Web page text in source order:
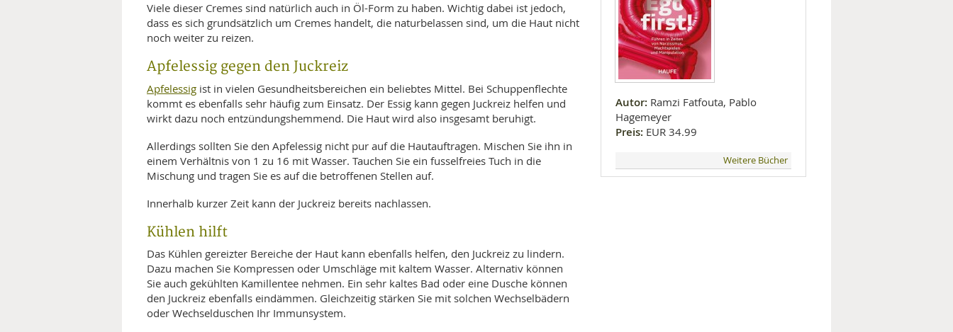
Viele dieser Cremes sind natürlich auch in Öl-Form zu haben. Wichtig dabei ist jedoch,
dass es sich grundsätzlich um Cremes handelt, die naturbelassen sind, um die Haut nicht
noch weiter zu reizen.
Apfelessig gegen den Juckreiz
Apfelessig ist in vielen Gesundheitsbereichen ein beliebtes Mittel. Bei Schuppenflechte
kommt es ebenfalls sehr häufig zum Einsatz. Der Essig kann gegen Juckreiz helfen und
wirkt dazu noch entzündungshemmend. Die Haut wird also insgesamt beruhigt.
Allerdings sollten Sie den Apfelessig nicht pur auf die Hautauftragen. Mischen Sie ihn in
einem Verhältnis von 1 zu 16 mit Wasser. Tauchen Sie ein fusselfreies Tuch in die
Mischung und tragen Sie es auf die betroffenen Stellen auf.
Innerhalb kurzer Zeit kann der Juckreiz bereits nachlassen.
Kühlen hilft
Das Kühlen gereizter Bereiche der Haut kann ebenfalls helfen, den Juckreiz zu lindern.
Dazu machen Sie Kompressen oder Umschläge mit kaltem Wasser. Alternativ können
Sie auch gekühlten Kamillentee nehmen. Ein sehr kaltes Bad oder eine Dusche können
den Juckreiz ebenfalls eindämmen. Gleichzeitig stärken Sie mit solchen Wechselbädern
oder Wechselduschen Ihr Immunsystem.
Autor: Ramzi Fatfouta, Pablo
Hagemeyer
Preis: EUR 34.99
Weitere Bücher